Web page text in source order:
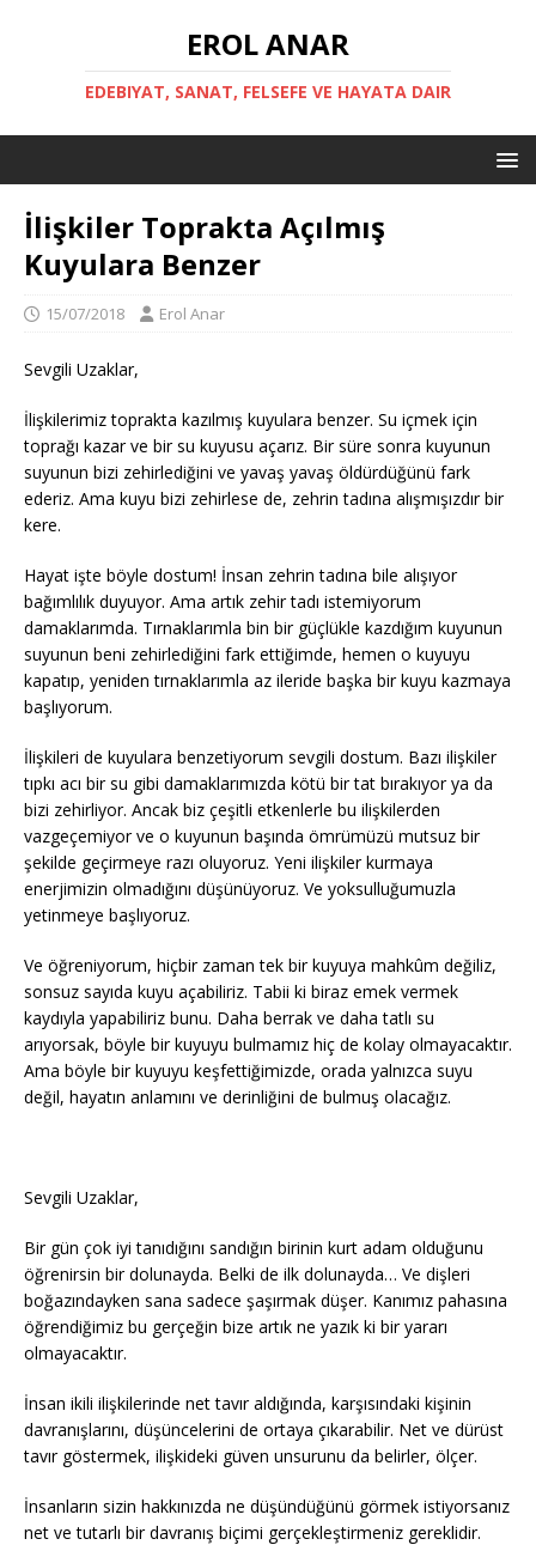
EROL ANAR
EDEBIYAT, SANAT, FELSEFE VE HAYATA DAIR
İlişkiler Toprakta Açılmış
Kuyulara Benzer
15/07/2018 Erol Anar
Sevgili Uzaklar,
İlişkilerimiz toprakta kazılmış kuyulara benzer. Su içmek için
toprağı kazar ve bir su kuyusu açarız. Bir süre sonra kuyunun
suyunun bizi zehirlediğini ve yavaş yavaş öldürdüğünü fark
ederiz. Ama kuyu bizi zehirlese de, zehrin tadına alışmışızdır bir
kere.
Hayat işte böyle dostum! İnsan zehrin tadına bile alışıyor
bağımlılık duyuyor. Ama artık zehir tadı istemiyorum
damaklarımda. Tırnaklarımla bin bir güçlükle kazdığım kuyunun
suyunun beni zehirlediğini fark ettiğimde, hemen o kuyuyu
kapatıp, yeniden tırnaklarımla az ileride başka bir kuyu kazmaya
başlıyorum.
İlişkileri de kuyulara benzetiyorum sevgili dostum. Bazı ilişkiler
tıpkı acı bir su gibi damaklarımızda kötü bir tat bırakıyor ya da
bizi zehirliyor. Ancak biz çeşitli etkenlerle bu ilişkilerden
vazgeçemiyor ve o kuyunun başında ömrümüzü mutsuz bir
şekilde geçirmeye razı oluyoruz. Yeni ilişkiler kurmaya
enerjimizin olmadığını düşünüyoruz. Ve yoksulluğumuzla
yetinmeye başlıyoruz.
Ve öğreniyorum, hiçbir zaman tek bir kuyuya mahkûm değiliz,
sonsuz sayıda kuyu açabiliriz. Tabii ki biraz emek vermek
kaydıyla yapabiliriz bunu. Daha berrak ve daha tatlı su
arıyorsak, böyle bir kuyuyu bulmamız hiç de kolay olmayacaktır.
Ama böyle bir kuyuyu keşfettiğimizde, orada yalnızca suyu
değil, hayatın anlamını ve derinliğini de bulmuş olacağız.
Sevgili Uzaklar,
Bir gün çok iyi tanıdığını sandığın birinin kurt adam olduğunu
öğrenirsin bir dolunayda. Belki de ilk dolunayda… Ve dişleri
boğazındayken sana sadece şaşırmak düşer. Kanımız pahasına
öğrendiğimiz bu gerçeğin bize artık ne yazık ki bir yararı
olmayacaktır.
İnsan ikili ilişkilerinde net tavır aldığında, karşısındaki kişinin
davranışlarını, düşüncelerini de ortaya çıkarabilir. Net ve dürüst
tavır göstermek, ilişkideki güven unsurunu da belirler, ölçer.
İnsanların sizin hakkınızda ne düşündüğünü görmek istiyorsanız
net ve tutarlı bir davranış biçimi gerçekleştirmeniz gereklidir.